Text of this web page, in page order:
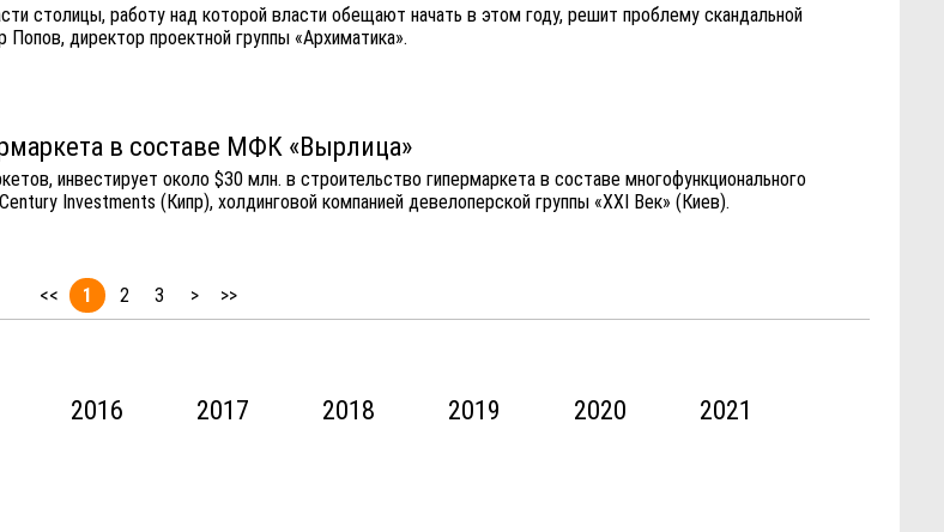
столицы, работу над которой власти обещают начать в этом году, решит проблему скандальной
директор проектной группы «Архиматика».
в составе МФК «Вырлица»
инвестирует около $30 млн. в строительство гипермаркета в составе многофункционального
Investments (Кипр), холдинговой компанией девелоперской группы «XXI Век» (Киев).
<< 1 2 3 > >>
2016 2017 2018 2019 2020 2021